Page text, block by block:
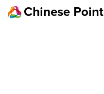
Chinese Point